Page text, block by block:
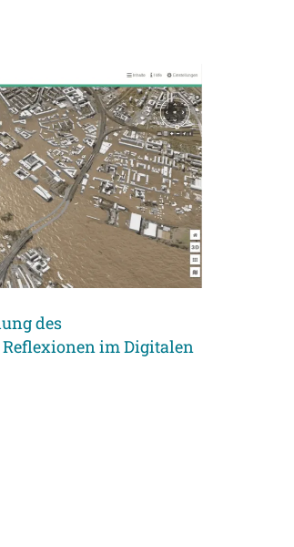
des
im Digitalen